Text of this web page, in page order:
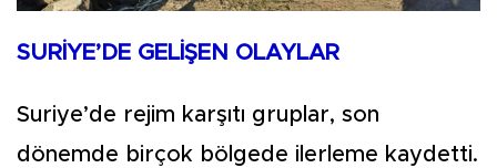
SURİYE’DE GELİŞEN OLAYLAR
Suriye’de rejim karşıtı gruplar, son
dönemde birçok bölgede ilerleme kaydetti.